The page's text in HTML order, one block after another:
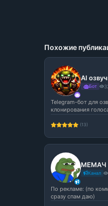
Похожие
Бот
Telegram-бот для
клонирования
(13)
МЕМАЧ
Канал
По рекламе: (по
сразу спам даю)